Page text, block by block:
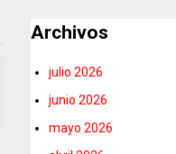
Archivos
julio 2026
junio 2026
mayo 2026